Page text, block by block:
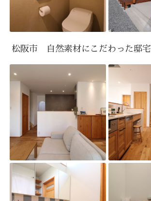
松阪市 自然素材にこだわった邸宅